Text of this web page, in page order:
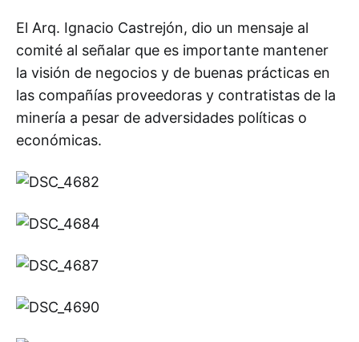
El Arq. Ignacio Castrejón, dio un mensaje al
comité al señalar que es importante mantener
la visión de negocios y de buenas prácticas en
las compañías proveedoras y contratistas de la
minería a pesar de adversidades políticas o
económicas.